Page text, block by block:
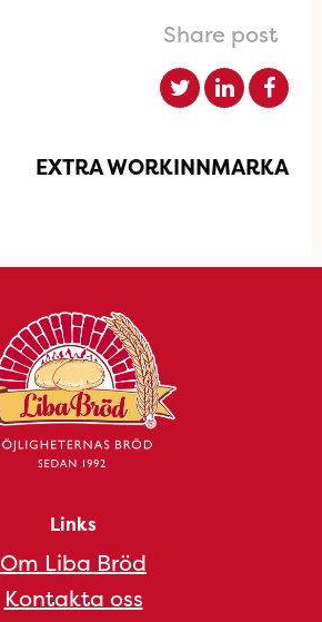
Share post
EXTRA WORKINNMARKA
Links
Om Liba Bröd
Kontakta oss